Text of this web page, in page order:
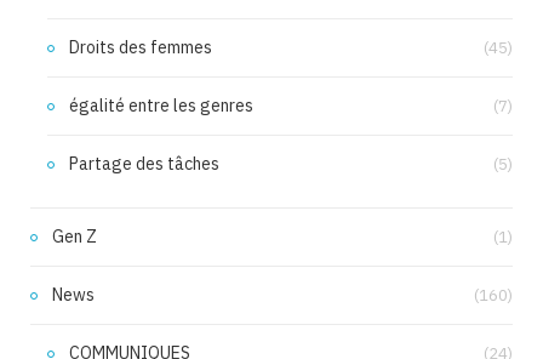
Droits des femmes (45)
égalité entre les genres (7)
Partage des tâches (5)
Gen Z (1)
News (160)
COMMUNIQUES (24)